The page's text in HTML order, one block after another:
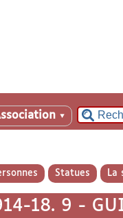
▼
Statues La
18. 9 -